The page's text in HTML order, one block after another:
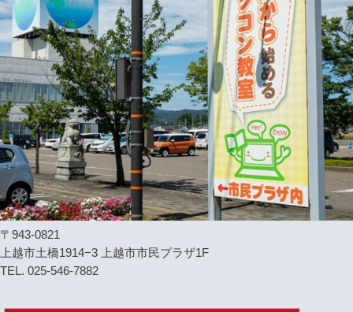
〒943-0821
上越市土橋1914−3 上越市市民プラザ1F
TEL. 025-546-7882